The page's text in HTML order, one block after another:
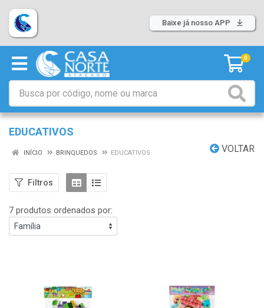
Baixe já nosso APP
0
EDUCATIVOS
VOLTAR
INÍCIO BRINQUEDOS EDUCATIVOS
Filtros
7 produtos ordenados por: